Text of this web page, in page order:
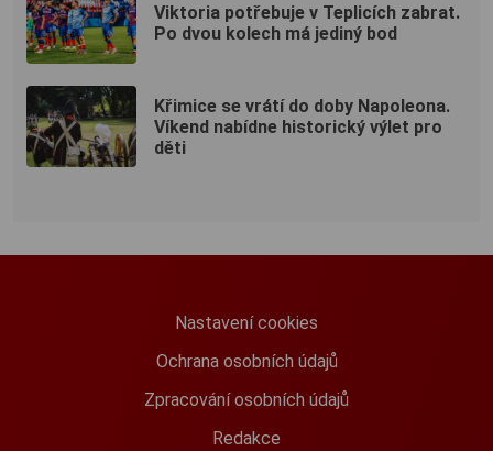
Viktoria potřebuje v Teplicích zabrat.
Po dvou kolech má jediný bod
Křimice se vrátí do doby Napoleona.
Víkend nabídne historický výlet pro
děti
Nastavení cookies
Ochrana osobních údajů
Zpracování osobních údajů
Redakce